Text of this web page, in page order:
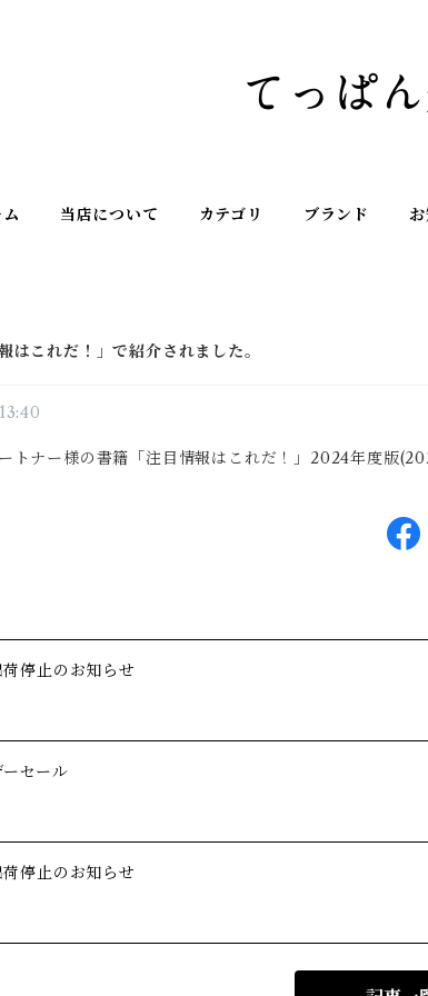
当店について カテゴリ ブランド
はこれだ！」で紹介されました。
トナー様の書籍「注目情報はこれだ！」2024年度版
停止のお知らせ
セール
停止のお知らせ